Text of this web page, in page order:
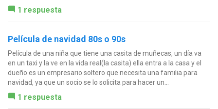
1 respuesta
Película de navidad 80s o 90s
Película de una niña que tiene una casita de muñecas, un día va
en un taxi y la ve en la vida real(la casita) ella entra a la casa y el
dueño es un empresario soltero que necesita una familia para
navidad, ya que un socio se lo solicita para hacer un...
1 respuesta